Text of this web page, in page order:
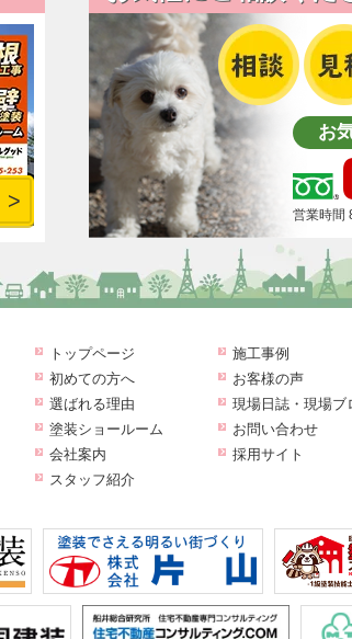
お
営業時間
トップページ
初めての方へ
選ばれる理由
塗装ショールーム
会社案内
スタッフ紹介
施工事例
お客様の声
現場日誌・現場ブ
お問い合わせ
採用サイト